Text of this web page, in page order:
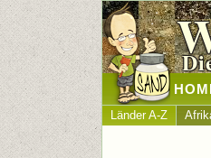
Länder A-Z